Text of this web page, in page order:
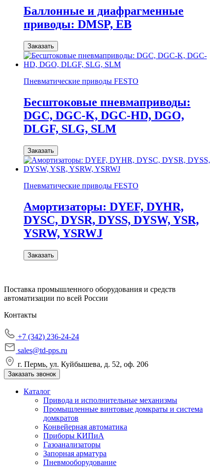
Баллонные и диафрагменные
приводы: DMSP, EB
Заказать
Пневматические приводы FESTO
Бесштоковые пневмаприводы:
DGC, DGC-K, DGC-HD, DGO,
DLGF, SLG, SLM
Заказать
Пневматические приводы FESTO
Амортизаторы: DYEF, DYHR,
DYSC, DYSR, DYSS, DYSW, YSR,
YSRW, YSRWJ
Заказать
Поставка промышленного оборудования и средств
автоматизации по всей России
Контакты
+7 (342) 236-24-24
sales@td-pps.ru
г. Пермь, ул. Куйбышева, д. 52, оф. 206
Заказать звонок
Каталог
Привода и исполнительные механизмы
Промышленные винтовые домкраты и система
домкратов
Конвейерная автоматика
Приборы КИПиА
Газоанализаторы
Запорная арматура
Пневмооборудование